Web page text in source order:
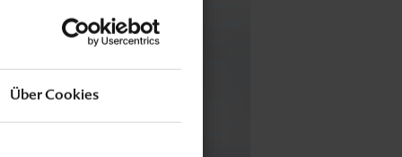
Über Cookies